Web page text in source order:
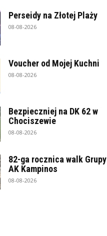
Perseidy na Złotej Plaży
08-08-2026
Voucher od Mojej Kuchni
08-08-2026
Bezpieczniej na DK 62 w
Chociszewie
08-08-2026
82-ga rocznica walk Grupy
AK Kampinos
08-08-2026